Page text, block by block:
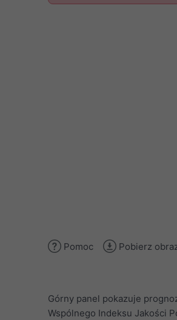
Pomoc Pobierz
Górny panel pokazuje
Wspólnego Indeksu Jakości